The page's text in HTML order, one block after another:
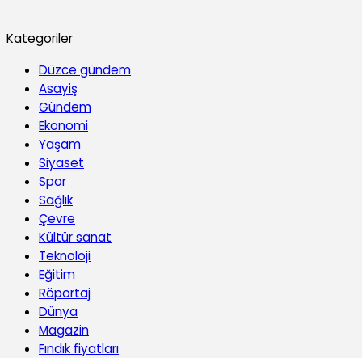
Kategoriler
Düzce gündem
Asayiş
Gündem
Ekonomi
Yaşam
Siyaset
Spor
Sağlık
Çevre
Kültür sanat
Teknoloji
Eğitim
Röportaj
Dünya
Magazin
Fındık fiyatları